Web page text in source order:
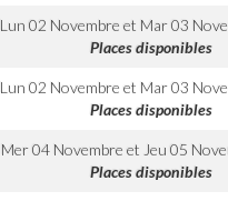
Lun 02 Novembre et Mar 03
Places disponibles
Lun 02 Novembre et Mar 03
Places disponibles
Mer 04 Novembre et Jeu 05
Places disponibles